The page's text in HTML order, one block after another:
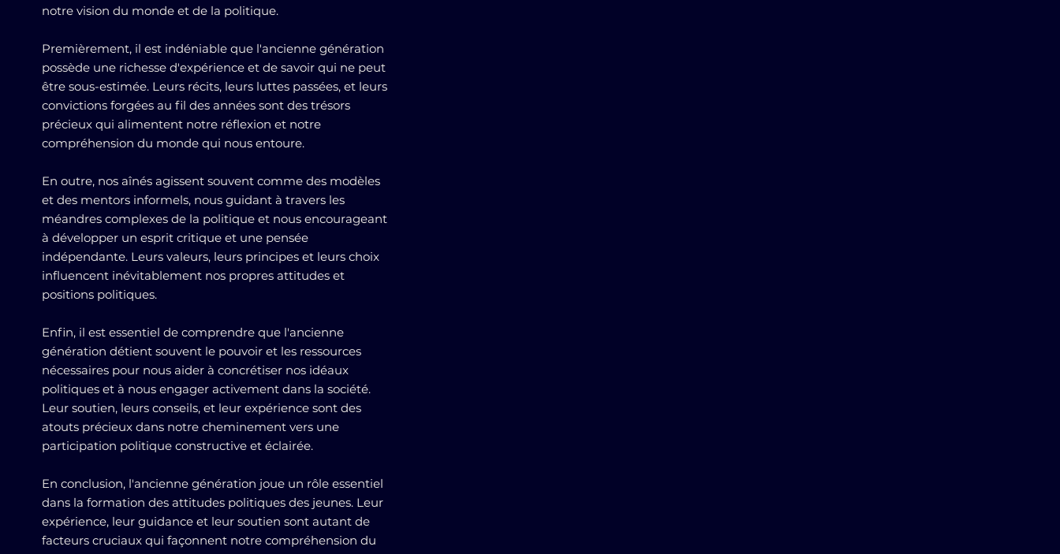
notre vision du monde et de la politique.
Premièrement, il est indéniable que l'ancienne génération
possède une richesse d'expérience et de savoir qui ne peut
être sous-estimée. Leurs récits, leurs luttes passées, et leurs
convictions forgées au fil des années sont des trésors
précieux qui alimentent notre réflexion et notre
compréhension du monde qui nous entoure.
En outre, nos aînés agissent souvent comme des modèles
et des mentors informels, nous guidant à travers les
méandres complexes de la politique et nous encourageant
à développer un esprit critique et une pensée
indépendante. Leurs valeurs, leurs principes et leurs choix
influencent inévitablement nos propres attitudes et
positions politiques.
Enfin, il est essentiel de comprendre que l'ancienne
génération détient souvent le pouvoir et les ressources
nécessaires pour nous aider à concrétiser nos idéaux
politiques et à nous engager activement dans la société.
Leur soutien, leurs conseils, et leur expérience sont des
atouts précieux dans notre cheminement vers une
participation politique constructive et éclairée.
En conclusion, l'ancienne génération joue un rôle essentiel
dans la formation des attitudes politiques des jeunes. Leur
expérience, leur guidance et leur soutien sont autant de
facteurs cruciaux qui façonnent notre compréhension du